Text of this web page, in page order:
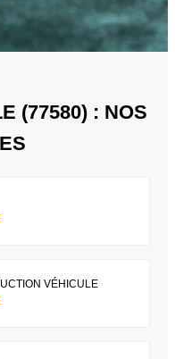
(77580) : NOS
VÉHICULE